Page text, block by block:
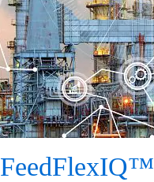
FeedFlexIQ™